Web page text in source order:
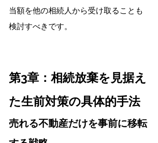
当額を他の相続人から受け取ることも
検討すべきです。
第3章：相続放棄を見据え
た生前対策の具体的手法
売れる不動産だけを事前に移転